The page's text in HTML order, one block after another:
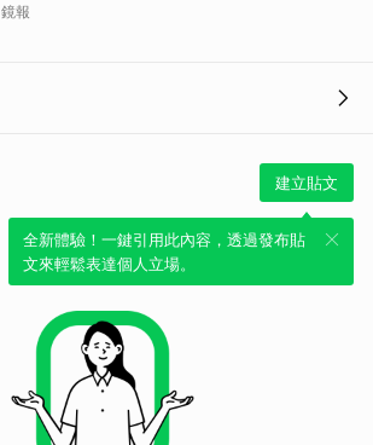
鏡報
建立貼文
全新體驗！一鍵引用此內容，透過發布貼
文來輕鬆表達個人立場。